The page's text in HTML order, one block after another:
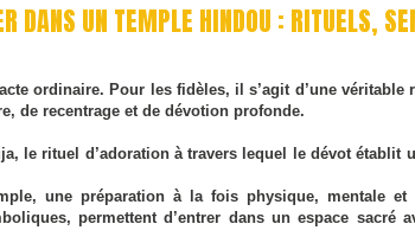
DANS UN TEMPLE HINDOU : RITUELS,
ordinaire. Pour les fidèles, il s’agit d’une véritable
de recentrage et de dévotion profonde.
le rituel d’adoration à travers lequel le dévot établit
une préparation à la fois physique, mentale et
permettent d’entrer dans un espace sacré